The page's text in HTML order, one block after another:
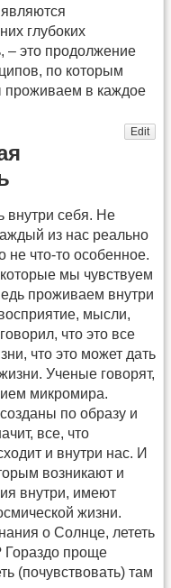
глубоких
– это продолжение
по которым
проживаем в каждое
Edit
внутри себя. Не
из нас реально
что-то особенное.
мы чувствуем
проживаем внутри
мысли,
что это все
что это может дать
Ученые говорят,
микромира.
по образу и
все, что
и внутри нас. И
возникают и
внутри, имеют
жизни.
о Солнце, лететь
Гораздо проще
(почувствовать) там